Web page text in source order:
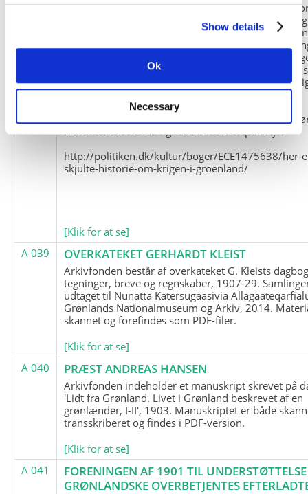
Show details
Ok
Necessary
Slædepatrulje med Eli Knudsen som medlem og
og Marius Jensen som medlem. Marius Jensens
befinder sig i Militärhistorisches Museum i Dresden
(Tyskland). Kopierne af Friedrich Littmanns
klausuleret iht. aftalen med giveren og Franz
Kontakt venligst Arktisk Instituts ledelse i
brugen af materialet til studie- og
formål.
Nedenunder findes et link til en presseartikel
historien om Nordøstgrønlands Slædepatrulje:
http://politiken.dk/kultur/boger/ECE1475638/her-
skjulte-historie-om-krigen-i-groenland/
[Klik for at se]
A 039
OVERKATEKET GERHARDT KLEIST
Arkivfonden består af overkateket G. Kleists
tegninger, breve og regnskaber, 1907-29.
udtaget til Nunatta Katersugaasivia
Grønlands Nationalmuseum og Arkiv, 2014.
skannet og forefindes som PDF-filer.
[Klik for at se]
A 040
PRÆST ANDREAS HANSEN
Arkivfonden indeholder et manuskript skrevet på
'Lidt fra Grønland. Livet i Grønland beskrevet af en
grønlænder, I-II', 1903. Manuskriptet er både
transskriberet og findes i PDF-version.
[Klik for at se]
A 041
FORENINGEN AF 1901 TIL
GRØNLANDSKE OVERBETJENTES